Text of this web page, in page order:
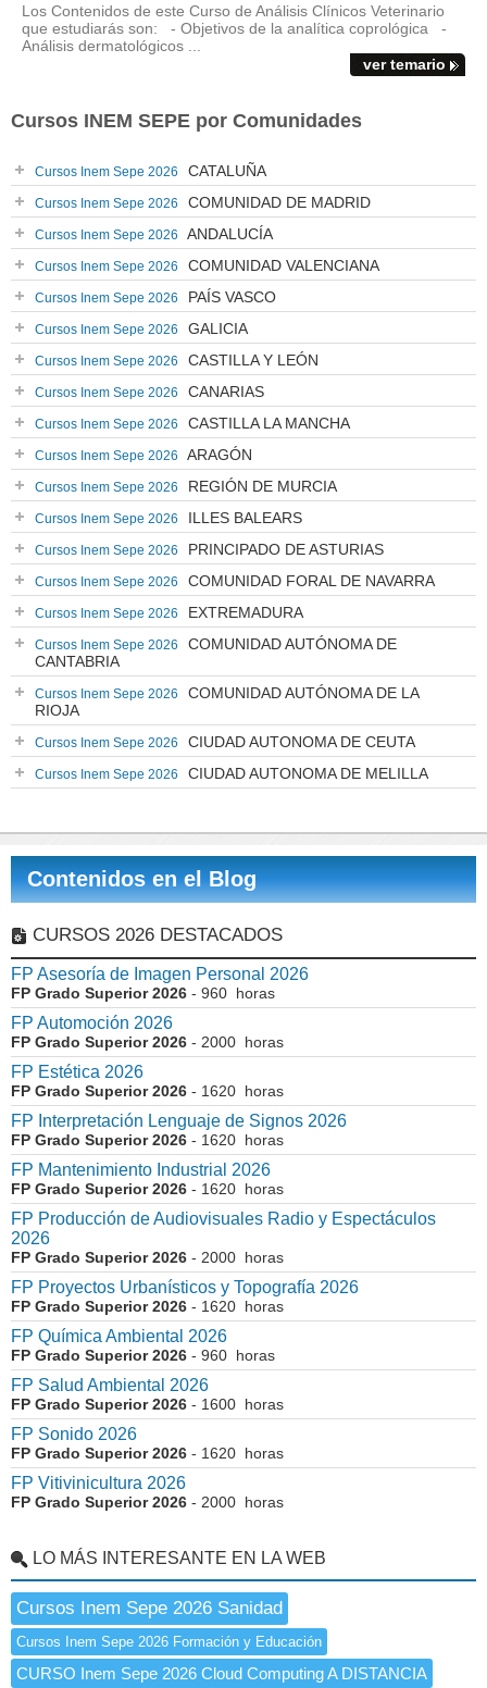
Los Contenidos de este Curso de Análisis Clínicos Veterinario
que estudiarás son: - Objetivos de la analítica coprológica -
Análisis dermatológicos ...
ver temario
Cursos INEM SEPE por Comunidades
Cursos Inem Sepe 2026 CATALUÑA
Cursos Inem Sepe 2026 COMUNIDAD DE MADRID
Cursos Inem Sepe 2026 ANDALUCÍA
Cursos Inem Sepe 2026 COMUNIDAD VALENCIANA
Cursos Inem Sepe 2026 PAÍS VASCO
Cursos Inem Sepe 2026 GALICIA
Cursos Inem Sepe 2026 CASTILLA Y LEÓN
Cursos Inem Sepe 2026 CANARIAS
Cursos Inem Sepe 2026 CASTILLA LA MANCHA
Cursos Inem Sepe 2026 ARAGÓN
Cursos Inem Sepe 2026 REGIÓN DE MURCIA
Cursos Inem Sepe 2026 ILLES BALEARS
Cursos Inem Sepe 2026 PRINCIPADO DE ASTURIAS
Cursos Inem Sepe 2026 COMUNIDAD FORAL DE NAVARRA
Cursos Inem Sepe 2026 EXTREMADURA
Cursos Inem Sepe 2026
COMUNIDAD AUTÓNOMA DE
CANTABRIA
Cursos Inem Sepe 2026
COMUNIDAD AUTÓNOMA DE LA
RIOJA
Cursos Inem Sepe 2026 CIUDAD AUTONOMA DE CEUTA
Cursos Inem Sepe 2026 CIUDAD AUTONOMA DE MELILLA
Contenidos en el Blog
CURSOS 2026 DESTACADOS
FP Asesoría de Imagen Personal 2026
FP Grado Superior 2026 - 960 horas
FP Automoción 2026
FP Grado Superior 2026 - 2000 horas
FP Estética 2026
FP Grado Superior 2026 - 1620 horas
FP Interpretación Lenguaje de Signos 2026
FP Grado Superior 2026 - 1620 horas
FP Mantenimiento Industrial 2026
FP Grado Superior 2026 - 1620 horas
FP Producción de Audiovisuales Radio y Espectáculos
2026
FP Grado Superior 2026 - 2000 horas
FP Proyectos Urbanísticos y Topografía 2026
FP Grado Superior 2026 - 1620 horas
FP Química Ambiental 2026
FP Grado Superior 2026 - 960 horas
FP Salud Ambiental 2026
FP Grado Superior 2026 - 1600 horas
FP Sonido 2026
FP Grado Superior 2026 - 1620 horas
FP Vitivinicultura 2026
FP Grado Superior 2026 - 2000 horas
LO MÁS INTERESANTE EN LA WEB
Cursos Inem Sepe 2026 Sanidad
Cursos Inem Sepe 2026 Formación y Educación
CURSO Inem Sepe 2026 Cloud Computing A DISTANCIA